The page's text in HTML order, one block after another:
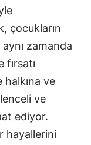
Tekirdağ
Tokat
Trabzon
Tunceli
Uşak
çocukların
zamanda
fırsatı
halkına ve
ve
ediyor.
hayallerini